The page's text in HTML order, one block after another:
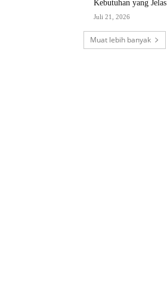
Kebutuhan yang Jelas
Juli 21, 2026
Muat lebih banyak